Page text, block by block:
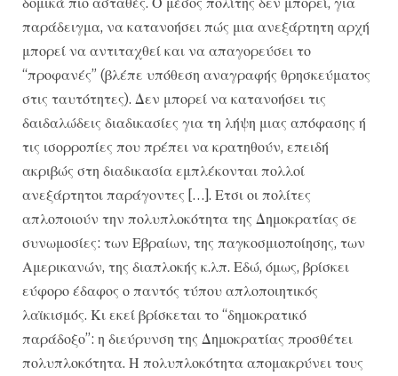
παράδειγμα, να κατανοήσει πώς μια ανεξάρτητη αρχή
μπορεί να αντιταχθεί και να απαγορεύσει το
“προφανές” (βλέπε υπόθεση αναγραφής θρησκεύματος
στις ταυτότητες). Δεν μπορεί να κατανοήσει τις
δαιδαλώδεις διαδικασίες για τη λήψη μιας απόφασης ή
τις ισορροπίες που πρέπει να κρατηθούν, επειδή
ακριβώς στη διαδικασία εμπλέκονται πολλοί
ανεξάρτητοι παράγοντες […]. Ετσι οι πολίτες
απλοποιούν την πολυπλοκότητα της Δημοκρατίας σε
συνωμοσίες: των Εβραίων, της παγκοσμιοποίησης, των
Αμερικανών, της διαπλοκής κ.λπ. Εδώ, όμως, βρίσκει
εύφορο έδαφος ο παντός τύπου απλοποιητικός
λαϊκισμός. Κι εκεί βρίσκεται το “δημοκρατικό
παράδοξο”: η διεύρυνση της Δημοκρατίας προσθέτει
πολυπλοκότητα. Η πολυπλοκότητα απομακρύνει τους